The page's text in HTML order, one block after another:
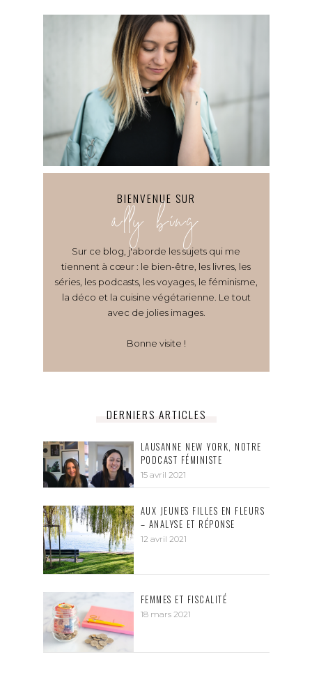
BIENVENUE SUR
ally bing
Sur ce blog, j'aborde les sujets qui me
tiennent à cœur : le bien-être, les livres, les
séries, les podcasts, les voyages, le féminisme,
la déco et la cuisine végétarienne. Le tout
avec de jolies images.
Bonne visite !
DERNIERS ARTICLES
LAUSANNE NEW YORK, NOTRE
PODCAST FÉMINISTE
15 avril 2021
AUX JEUNES FILLES EN FLEURS
– ANALYSE ET RÉPONSE
12 avril 2021
FEMMES ET FISCALITÉ
18 mars 2021